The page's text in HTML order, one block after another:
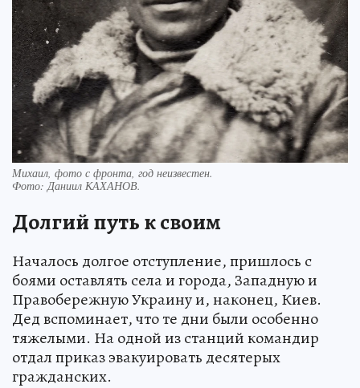
Михаил, фото с фронта, год неизвестен.
Фото: Даниил КАХАНОВ.
Долгий путь к своим
Началось долгое отступление, пришлось с
боями оставлять села и города, Западную и
Правобережную Украину и, наконец, Киев.
Дед вспоминает, что те дни были особенно
тяжелыми. На одной из станций командир
отдал приказ эвакуировать десятерых
гражданских.